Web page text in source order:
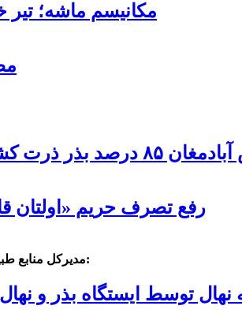
مکانیسم ماشه؛ تیر
بذر ذرت کشور را تامین می کند
رفع تصرف حریم «اولتان
مدیرکل منابع طبیعی و آبخیزداری استان اردبیل:
نهال توسط ایستگاه بذر و